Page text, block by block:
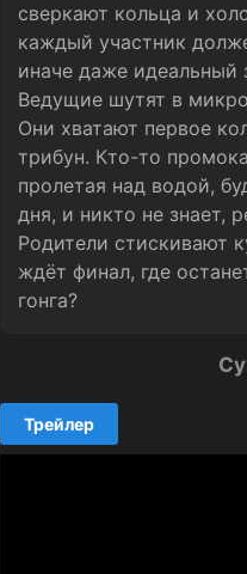
сверкают кольца и
каждый участник
иначе даже идеальный
Ведущие шутят в
Они хватают первое
трибун. Кто-то
пролетая над водой,
дня, и никто не знает,
Родители стискивают
ждёт финал, где
гонга?
Трейлер